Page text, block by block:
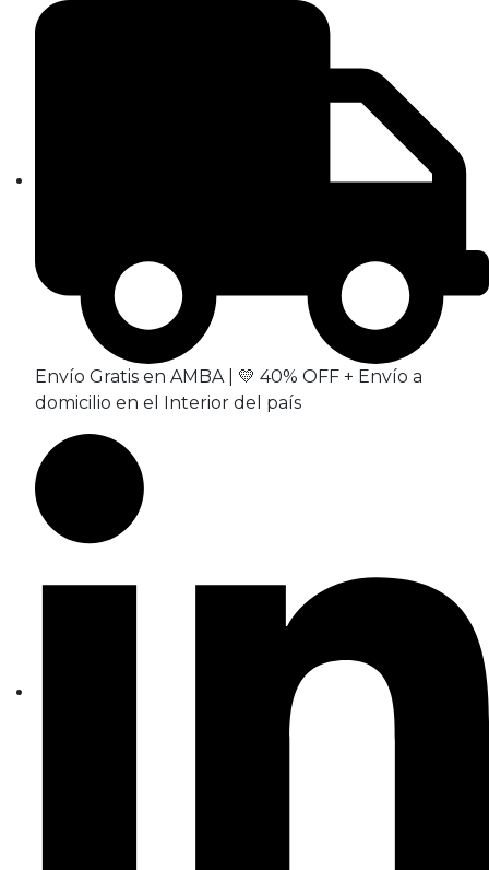
Envío Gratis en AMBA | 💛 40% OFF + Envío a
domicilio en el Interior del país